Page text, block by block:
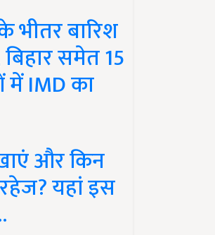
भीतर बारिश
समेत 15
में IMD का
और किन
यहां इस